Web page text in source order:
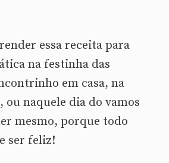
essa receita para
na festinha das
em casa, na
ou naquele dia do vamos
mesmo, porque todo
ser feliz!